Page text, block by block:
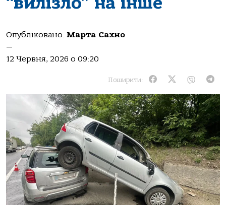
Опубліковано: Марта Сахно
—
12 Червня, 2026 о 09:20
Поширити: